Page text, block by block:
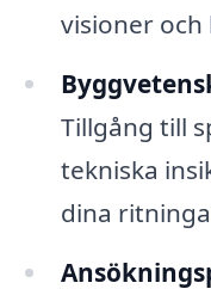
visioner och
Tillgång till
tekniska
dina